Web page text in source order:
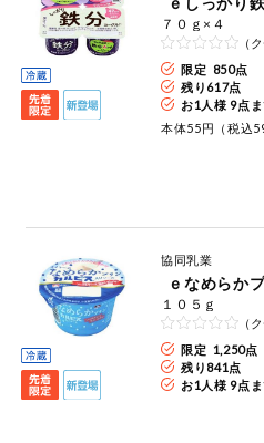
家庭用品から探す
目的から探す
自動注文システム登録
自動注文システム登録を確認する
自動注文システム登録を修正する
乾物・粉類
レトルト・缶
詰・瓶詰
調味料・だ
酒・ノンアル
コール
切り花・仏花
小麦 そば
落花生 えび
いくら オレンジ
キウイフルーツ 牛肉
さけ さば
７０ｇ×４
（
限定 850点
残り 617点
お1人様 9点
本体55円（税込
協同乳業
ｅなめらか
１０５ｇ
（
限定 1,250点
残り 841点
お1人様 9点